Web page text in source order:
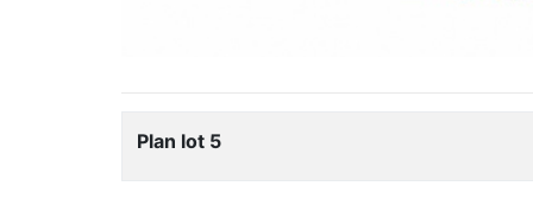
Plan lot 5